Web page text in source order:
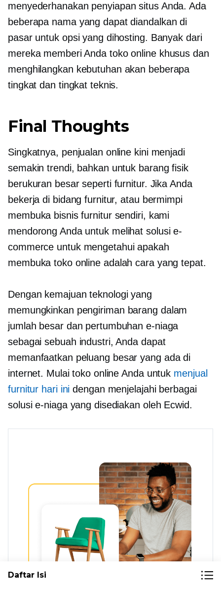
menyederhanakan penyiapan situs Anda. Ada
beberapa nama yang dapat diandalkan di
pasar untuk opsi yang dihosting. Banyak dari
mereka memberi Anda toko online khusus dan
menghilangkan kebutuhan akan beberapa
tingkat dan tingkat teknis.
Final Thoughts
Singkatnya, penjualan online kini menjadi
semakin trendi, bahkan untuk barang fisik
berukuran besar seperti furnitur. Jika Anda
bekerja di bidang furnitur, atau bermimpi
membuka bisnis furnitur sendiri, kami
mendorong Anda untuk melihat solusi e-
commerce untuk mengetahui apakah
membuka toko online adalah cara yang tepat.
Dengan kemajuan teknologi yang
memungkinkan pengiriman barang dalam
jumlah besar dan pertumbuhan e-niaga
sebagai sebuah industri, Anda dapat
memanfaatkan peluang besar yang ada di
internet. Mulai toko online Anda untuk menjual
furnitur hari ini dengan menjelajahi berbagai
solusi e-niaga yang disediakan oleh Ecwid.
Daftar Isi